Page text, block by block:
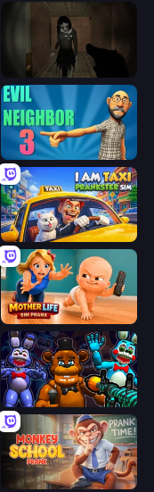
Evil Neighbor 3
I Am Taxi Prankster Sim
Mother Life Simulator: Prank
FNaF Shooter
Monkey School Prank